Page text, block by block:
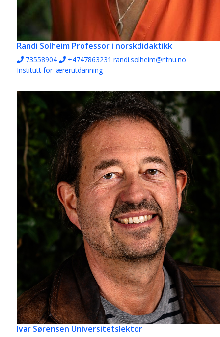
Randi Solheim Professor i norskdidaktikk
73558904 +4747863231 randi.solheim@ntnu.no
Institutt for lærerutdanning
Ivar Sørensen Universitetslektor